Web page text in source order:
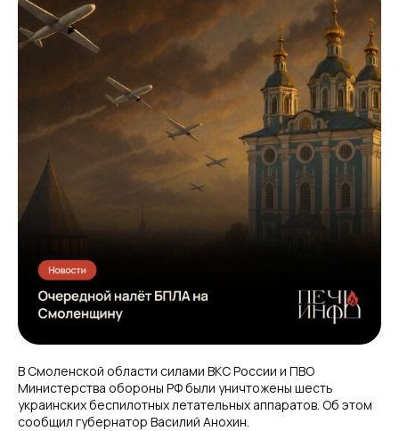
В Смоленской области силами ВКС России и ПВО
Министерства обороны РФ были уничтожены шесть
украинских беспилотных летательных аппаратов. Об этом
сообщил губернатор Василий Анохин.